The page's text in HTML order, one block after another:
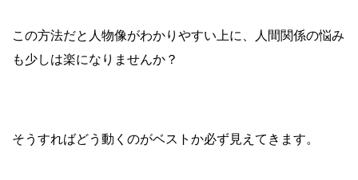
この方法だと人物像がわかりやすい上に、人間関係の悩み
も少しは楽になりませんか？
そうすればどう動くのがベストか必ず見えてきます。